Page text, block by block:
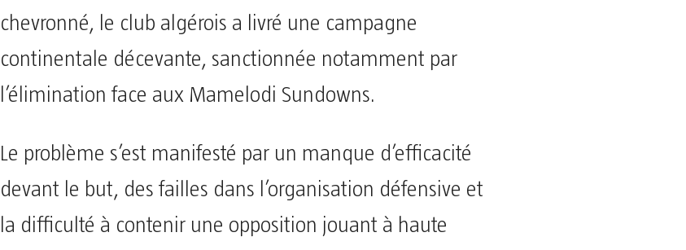
chevronné, le club algérois a livré une campagne
continentale décevante, sanctionnée notamment par
l’élimination face aux Mamelodi Sundowns.
Le problème s’est manifesté par un manque d’efficacité
devant le but, des failles dans l’organisation défensive et
la difficulté à contenir une opposition jouant à haute